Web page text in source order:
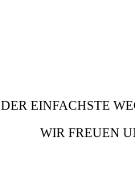
DER EINFACHSTE
WIR FREUEN